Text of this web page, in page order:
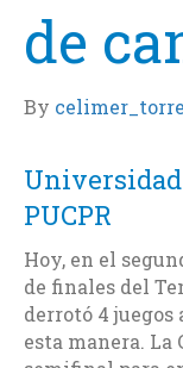
de
By
PUCPR
Hoy, en el
de finales del
derrotó 4 juegos
esta manera. La